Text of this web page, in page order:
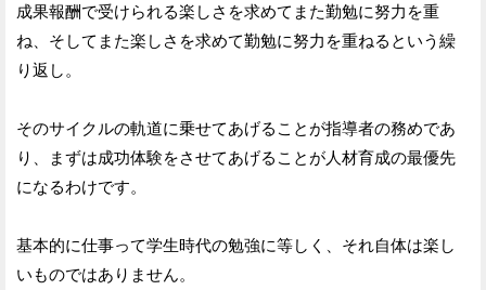
成果報酬で受けられる楽しさを求めてまた勤勉に努力を重
ね、そしてまた楽しさを求めて勤勉に努力を重ねるという繰
り返し。
そのサイクルの軌道に乗せてあげることが指導者の務めであ
り、まずは成功体験をさせてあげることが人材育成の最優先
になるわけです。
基本的に仕事って学生時代の勉強に等しく、それ自体は楽し
いものではありません。